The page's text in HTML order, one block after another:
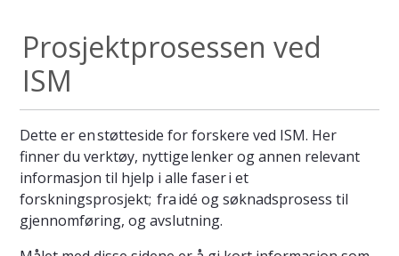
Prosjektprosessen ved
ISM
Dette er en støtteside for forskere ved ISM. Her
finner du verktøy, nyttige lenker og annen relevant
informasjon til hjelp i alle faser i et
forskningsprosjekt; fra idé og søknadsprosess til
gjennomføring, og avslutning.